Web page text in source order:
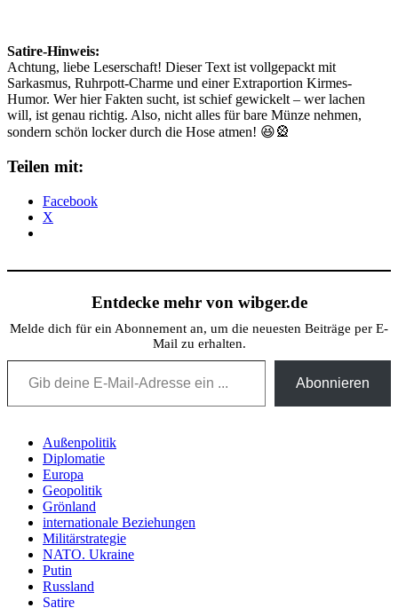
Satire-Hinweis:
Achtung, liebe Leserschaft! Dieser Text ist vollgepackt mit
Sarkasmus, Ruhrpott-Charme und einer Extraportion Kirmes-
Humor. Wer hier Fakten sucht, ist schief gewickelt – wer lachen
will, ist genau richtig. Also, nicht alles für bare Münze nehmen,
sondern schön locker durch die Hose atmen! 😆🎡
Teilen mit:
Facebook
X
Entdecke mehr von wibger.de
Melde dich für ein Abonnement an, um die neuesten Beiträge per E-
Mail zu erhalten.
Gib deine E-Mail-Adresse ein ...
Abonnieren
Außenpolitik
Diplomatie
Europa
Geopolitik
Grönland
internationale Beziehungen
Militärstrategie
NATO. Ukraine
Putin
Russland
Satire